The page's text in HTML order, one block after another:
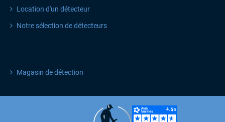
Location d'un détecteur
Notre sélection de détecteurs
Magasin de détection